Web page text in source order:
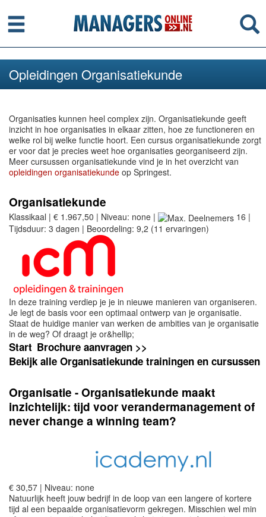
Menu
Opleidingen Organisatiekunde
Organisaties kunnen heel complex zijn. Organisatiekunde geeft
inzicht in hoe organisaties in elkaar zitten, hoe ze functioneren en
welke rol bij welke functie hoort. Een cursus organisatiekunde zorgt
er voor dat je precies weet hoe organisaties georganiseerd zijn.
Meer cursussen organisatiekunde vind je in het overzicht van
opleidingen organisatiekunde op Springest.
Organisatiekunde
Klassikaal | € 1.967,50 | Niveau: none |
16 |
Tijdsduur: 3 dagen | Beoordeling: 9,2 (11 ervaringen)
In deze training verdiep je je in nieuwe manieren van organiseren.
Je legt de basis voor een optimaal ontwerp van je organisatie.
Staat de huidige manier van werken de ambities van je organisatie
in de weg? Of draagt je or&hellip;
Start Brochure aanvragen >>
Bekijk alle Organisatiekunde trainingen en cursussen
Organisatie - Organisatiekunde maakt
inzichtelijk: tijd voor verandermanagement of
never change a winning team?
€ 30,57 | Niveau: none
Natuurlijk heeft jouw bedrijf in de loop van een langere of kortere
tijd al een bepaalde organisatievorm gekregen. Misschien wel min